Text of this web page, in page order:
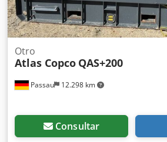
Passau 12.298 km
Otro
Atlas Copco QAS+200
Consultar